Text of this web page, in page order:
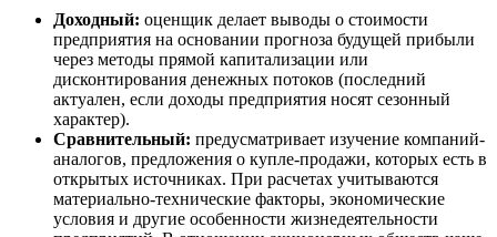
Доходный: оценщик делает выводы о стоимости
предприятия на основании прогноза будущей прибыли
через методы прямой капитализации или
дисконтирования денежных потоков (последний
актуален, если доходы предприятия носят сезонный
характер).
Сравнительный: предусматривает изучение компаний-
аналогов, предложения о купле-продажи, которых есть в
открытых источниках. При расчетах учитываются
материально-технические факторы, экономические
условия и другие особенности жизнедеятельности
Воронеж
Воскресенск
Воткинск
Всеволожск
Выборг
Вязники